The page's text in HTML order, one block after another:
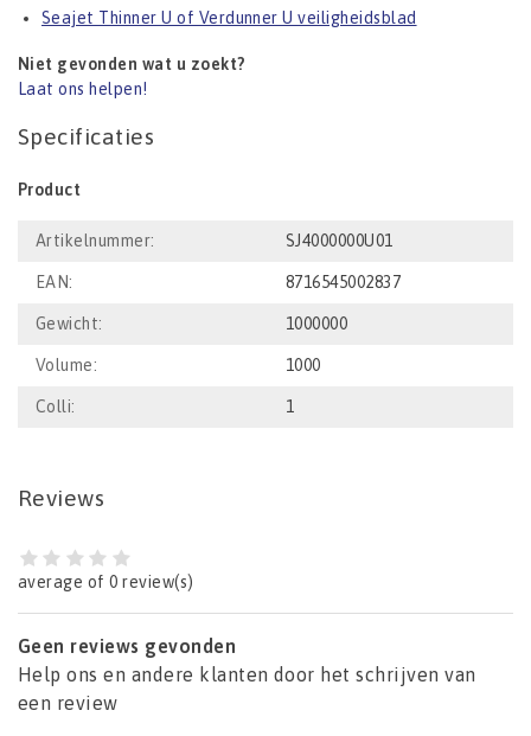
Seajet Thinner U of Verdunner U veiligheidsblad
Niet gevonden wat u zoekt?
Laat ons helpen!
Specificaties
Product
Artikelnummer: SJ4000000U01
EAN: 8716545002837
Gewicht: 1000000
Volume: 1000
Colli: 1
Reviews
average of 0 review(s)
Geen reviews gevonden
Help ons en andere klanten door het schrijven van
een review